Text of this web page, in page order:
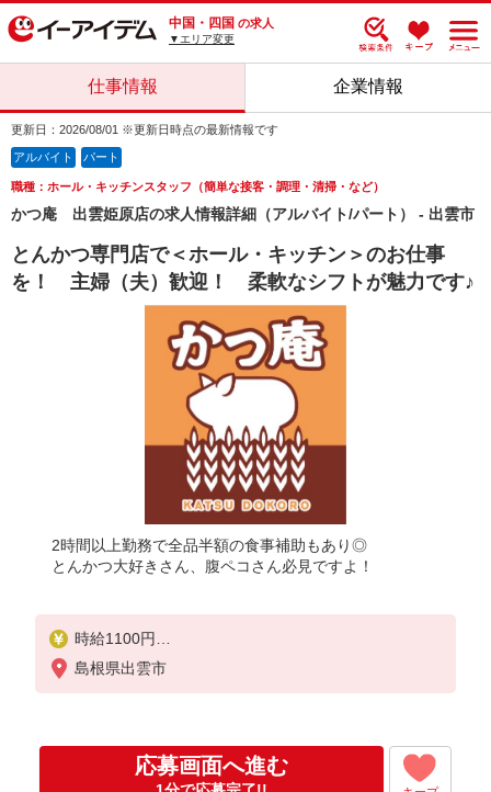
中国・四国 の求人
▼エリア変更
仕事情報 企業情報
更新日：2026/08/01 ※更新日時点の最新情報です
アルバイト パート
職種：ホール・キッチンスタッフ（簡単な接客・調理・清掃・など）
かつ庵 出雲姫原店の求人情報詳細（アルバイト/パート） - 出雲市
とんかつ専門店で＜ホール・キッチン＞のお仕事
を！ 主婦（夫）歓迎！ 柔軟なシフトが魅力です♪
2時間以上勤務で全品半額の食事補助もあり◎
とんかつ大好きさん、腹ペコさん必見ですよ！
時給1100円
※22:00以降：時給1375円
※高校生：時給1050円
島根県出雲市
応募画面へ進む